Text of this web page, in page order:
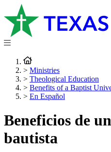
> Ministries
> Theological Education
> Benefits of a Baptist
> En Español
Beneficios de
bautista